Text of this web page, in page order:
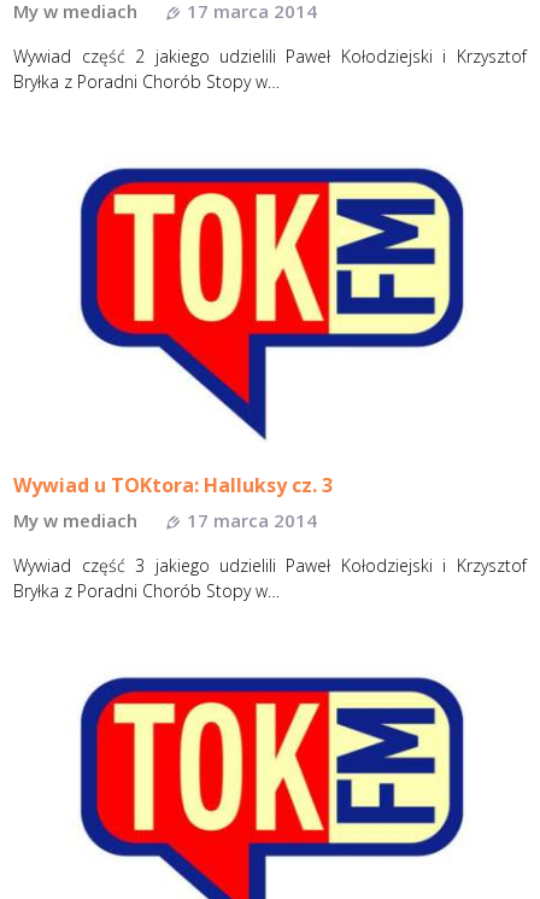
My w mediach 17 marca 2014
Wywiad część 2 jakiego udzielili Paweł Kołodziejski i Krzysztof
Bryłka z Poradni Chorób Stopy w…
Wywiad u TOKtora: Halluksy cz. 3
My w mediach 17 marca 2014
Wywiad część 3 jakiego udzielili Paweł Kołodziejski i Krzysztof
Bryłka z Poradni Chorób Stopy w…